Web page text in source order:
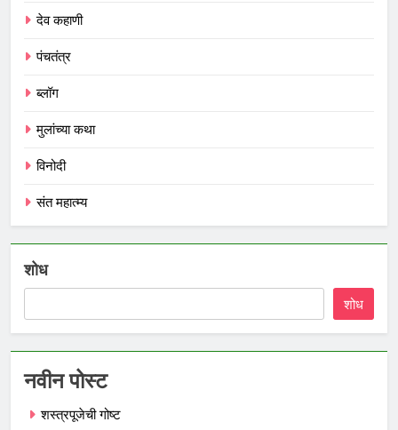
देव कहाणी
पंचतंत्र
ब्लॉग
मुलांच्या कथा
विनोदी
संत महात्म्य
शोध
शोध
नवीन पोस्ट
शस्त्रपूजेची गोष्ट